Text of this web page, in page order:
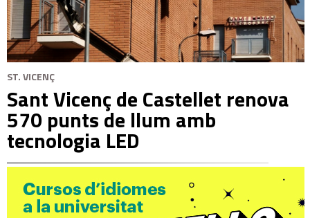
ST. VICENÇ
Sant Vicenç de Castellet renova
570 punts de llum amb
tecnologia LED